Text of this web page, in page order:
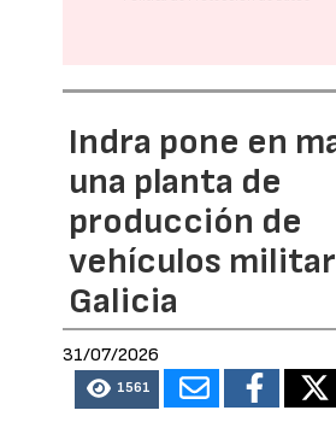
Indra pone en
una planta de
producción de
vehículos
Galicia
31/07/2026
1561